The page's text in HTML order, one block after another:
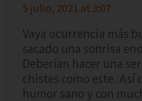
5 julio, 2021 at 3:07
Vaya ocurrencia más
sacado una sonrisa
Deberían hacer una
chistes como este. Así
humor sano y con